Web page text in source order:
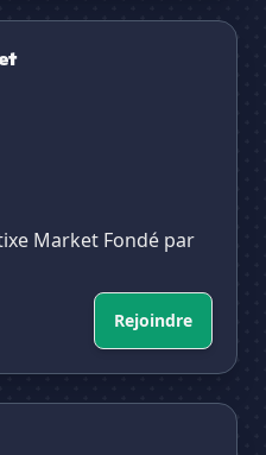
Market Fondé par
Rejoindre